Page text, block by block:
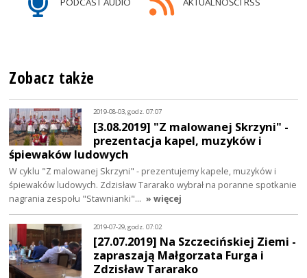
Zobacz także
2019-08-03, godz. 07:07
[3.08.2019] "Z malowanej Skrzyni" -
prezentacja kapel, muzyków i
śpiewaków ludowych
W cyklu "Z malowanej Skrzyni" - prezentujemy kapele, muzyków i
śpiewaków ludowych. Zdzisław Tararako wybrał na poranne spotkanie
nagrania zespołu "Stawnianki"… » więcej
2019-07-29, godz. 07:02
[27.07.2019] Na Szczecińskiej Ziemi -
zapraszają Małgorzata Furga i
Zdzisław Tararako